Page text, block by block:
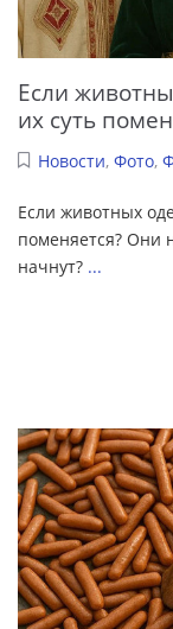
Если
их суть
Новости, Фото,
Если животных
поменяется? Они
начнут? ...